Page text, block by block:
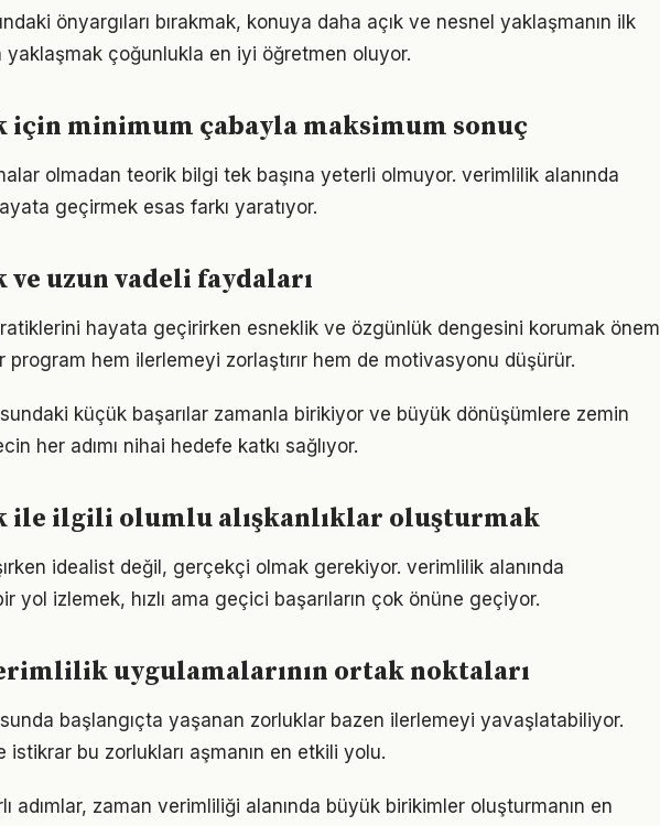
önyargıları bırakmak, konuya daha açık ve nesnel yaklaşmanın ilk
yaklaşmak çoğunlukla en iyi öğretmen oluyor.
minimum çabayla maksimum sonuç
olmadan teorik bilgi tek başına yeterli olmuyor. verimlilik alanında
geçirmek esas farkı yaratıyor.
uzun vadeli faydaları
hayata geçirirken esneklik ve özgünlük dengesini korumak önem
program hem ilerlemeyi zorlaştırır hem de motivasyonu düşürür.
küçük başarılar zamanla birikiyor ve büyük dönüşümlere zemin
her adımı nihai hedefe katkı sağlıyor.
ilgili olumlu alışkanlıklar oluşturmak
idealist değil, gerçekçi olmak gerekiyor. verimlilik alanında
yol izlemek, hızlı ama geçici başarıların çok önüne geçiyor.
uygulamalarının ortak noktaları
başlangıçta yaşanan zorluklar bazen ilerlemeyi yavaşlatabiliyor.
istikrar bu zorlukları aşmanın en etkili yolu.
adımlar, zaman verimliliği alanında büyük birikimler oluşturmanın en